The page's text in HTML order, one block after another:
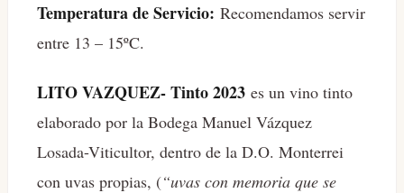
Temperatura de Servicio: Recomendamos servir
entre 13 – 15ºC.
LITO VAZQUEZ- Tinto 2023 es un vino tinto
elaborado por la Bodega Manuel Vázquez
Losada-Viticultor, dentro de la D.O. Monterrei
con uvas propias, (“uvas con memoria que se